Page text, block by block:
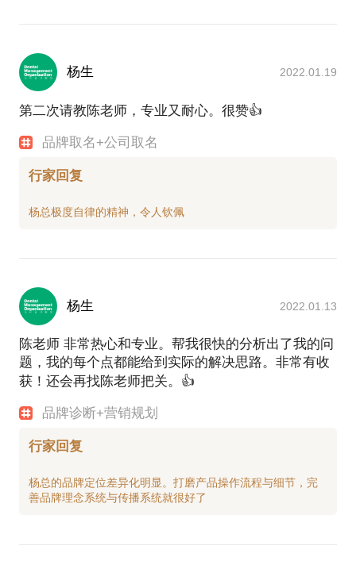
杨生 2022.01.19
第二次请教陈老师，专业又耐心。很赞👍
品牌取名+公司取名
行家回复
杨生 2022.01.13
陈老师 非常热心和专业。帮我很快的分析出了我的问
题，我的每个点都能给到实际的解决思路。非常有收
获！还会再找陈老师把关。👍
品牌诊断+营销规划
行家回复
杨总的品牌定位差异化明显。打磨产品操作流程与细节，完